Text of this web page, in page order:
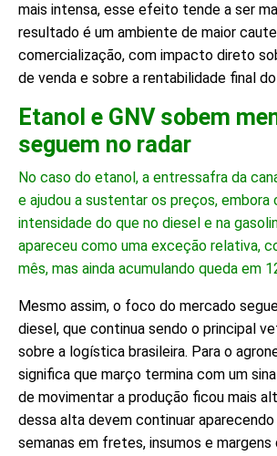
mais intensa, esse efeito tende a ser
resultado é um ambiente de maior
comercialização, com impacto direto
de venda e sobre a rentabilidade final
Etanol e GNV sobem
seguem no radar
No caso do etanol, a entressafra da
e ajudou a sustentar os preços, embora
intensidade do que no diesel e na
apareceu como uma exceção relativa,
mês, mas ainda acumulando queda em
Mesmo assim, o foco do mercado
diesel, que continua sendo o principal
sobre a logística brasileira. Para o
significa que março termina com um
de movimentar a produção ficou mais
dessa alta devem continuar aparecendo
semanas em fretes, insumos e margens